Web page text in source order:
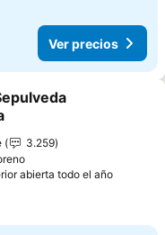
Ver precios
a favoritos
3.259
abierta todo el año